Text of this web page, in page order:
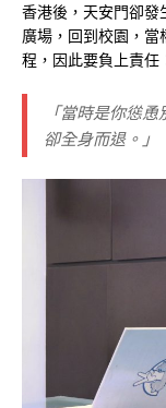
香港後，天安門卻發
廣場，回到校園，
程，因此要負上責任
「當時是你慫
卻全身而退。」